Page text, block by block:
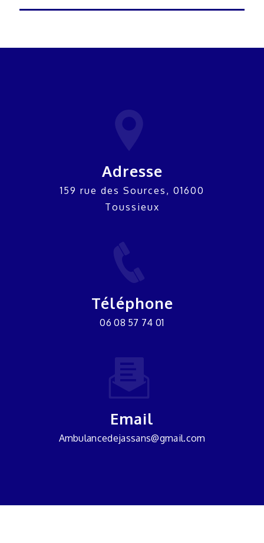
Adresse
159 rue des Sources, 01600
Toussieux
Téléphone
06 08 57 74 01
Email
ambulancedejassans@gmail.com